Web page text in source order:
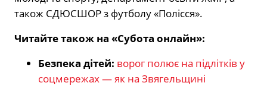
також СДЮСШОР з футболу «Полісся».
Читайте також на «Субота онлайн»:
Безпека дітей: ворог полює на підлітків у
соцмережах — як на Звягельщині